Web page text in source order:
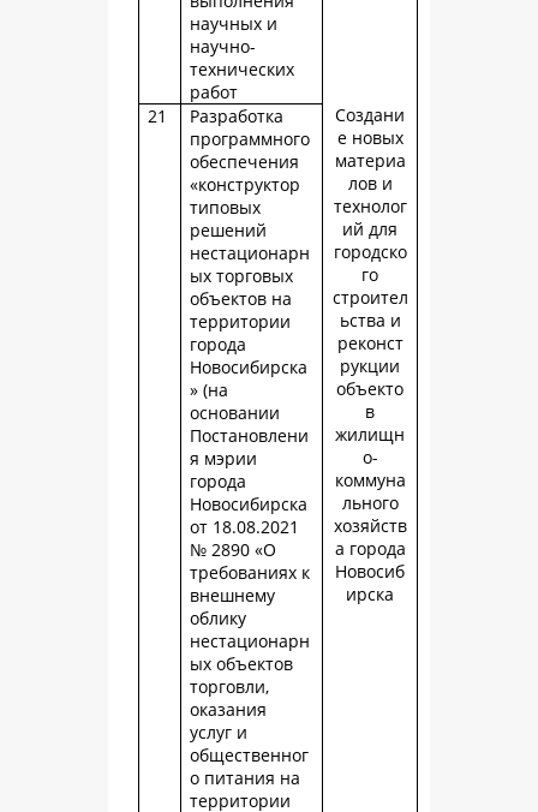
научных и
научно-
технических
работ
Создани
е новых
материа
лов и
технолог
ий для
городско
го
строител
ьства и
реконст
рукции
объекто
в
жилищн
о-
коммуна
льного
хозяйств
а города
Новосиб
ирска
21
Разработка
программного
обеспечения
«конструктор
типовых
решений
нестационарн
ых торговых
объектов на
территории
города
Новосибирска
» (на
основании
Постановлени
я мэрии
города
Новосибирска
от 18.08.2021
№ 2890 «О
требованиях к
внешнему
облику
нестационарн
ых объектов
торговли,
оказания
услуг и
общественног
о питания на
территории